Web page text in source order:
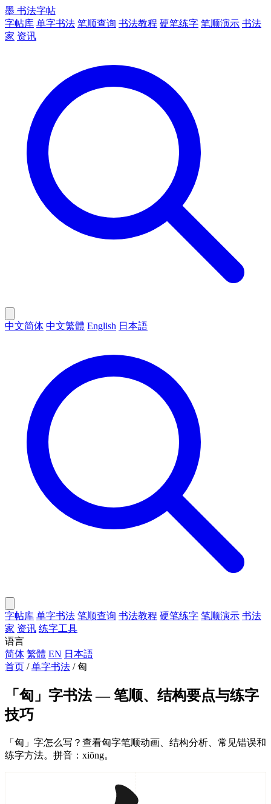
墨 书法字帖
字帖库 单字书法 笔顺查询 书法教程 硬笔练字 笔顺演示 书法
家 资讯
中文简体 中文繁體 English 日本語
字帖库 单字书法 笔顺查询 书法教程 硬笔练字 笔顺演示 书法
家 资讯 练字工具
语言
简体 繁體 EN 日本語
首页 / 单字书法 / 匈
「匈」字书法 — 笔顺、结构要点与练字
技巧
「匈」字怎么写？查看匈字笔顺动画、结构分析、常见错误和
练字方法。拼音：xiōng。